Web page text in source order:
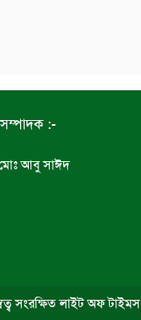
সম্পাদক :-
আবু সাঈদ
সংরক্ষিত লাইট অফ টাইমস